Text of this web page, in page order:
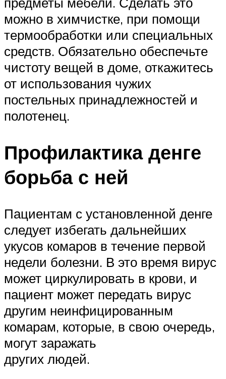
можно в химчистке, при помощи
термообработки или специальных
средств. Обязательно обеспечьте
чистоту вещей в доме, откажитесь
от использования чужих
постельных принадлежностей и
полотенец.
Профилактика денге
борьба с ней
Пациентам с установленной денге
следует избегать дальнейших
укусов комаров в течение первой
недели болезни. В это время вирус
может циркулировать в крови, и
пациент может передать вирус
другим неинфицированным
комарам, которые, в свою очередь,
могут заражать
других людей.